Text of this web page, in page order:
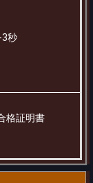
3秒
格証明書